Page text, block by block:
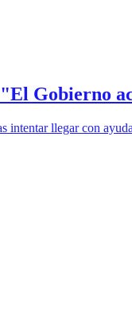
Gobierno
intentar llegar con